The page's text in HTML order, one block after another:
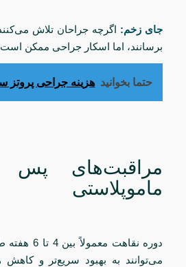
جای زخم: اگرچه جراحان تلاش
برسانند، اما اسکار جراحی ممکن است
حتما بخوانید هزینه جراحی پروتز
مراقبت‌های پس
ماموپلاستی
دوره نقاهت
می‌توانند به بهبود سریع‌تر و